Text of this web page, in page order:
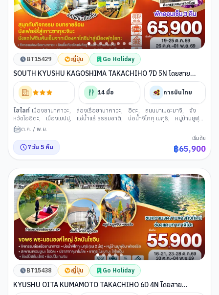
BT15429 ญี่ปุ่น Go Holiday
SOUTH KYUSHU KAGOSHIMA TAKACHIHO 7D 5N โดยสาย
การบินไทย [TG]
14 มื้อ การบินไทย
ไฮไลท์ เมืองยานากาวะ, ล่องเรือยานากาวะ, ฮิตะ, ถนนมาเมดะมาจิ,
จัง
หวัดโออิตะ, เมืองเบปปุ, แช่น้ำแร่ ธรรมชาติ, บ่อน้ำจิโกกุ เมกุริ,
หมู่บ้านยูฟุ
อินฟลอร์รัล ,
คุมาโมโตะ
ช่องแคบทาคา
จิโฮะ, ศาลเจ้าคิริชิมะ
ภูเขาไฟซากุระ
จิมะ, เมืองอิบูซุกิ สถานีคาโกชิม่า,
ต.ค. / พ.ย.
7 วัน 5 คืน
เริ่มต้น
฿65,900
BT15438 ญี่ปุ่น Go Holiday
KYUSHU OITA KUMAMOTO TAKACHIHO 6D 4N โดยสาย